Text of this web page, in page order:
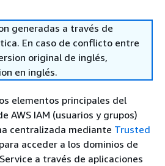
generadas a través de
En caso de conflicto entre
original de inglés,
en inglés.
elementos principales del
AWS IAM (usuarios y grupos)
centralizada mediante Trusted
para acceder a los dominios de
a través de aplicaciones